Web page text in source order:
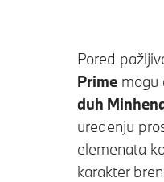
Pored
Prime mogu
duh
uređenju
elemenata
karakter